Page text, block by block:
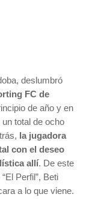
deslumbró
FC de
de año y en
total de ocho
la jugadora
con el deseo
allí. De este
Perfil”, Beti
a lo que viene.